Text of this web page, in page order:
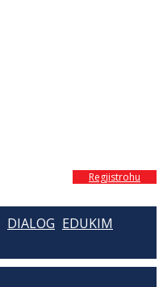
Regjistrohu
DIALOG EDUKIM